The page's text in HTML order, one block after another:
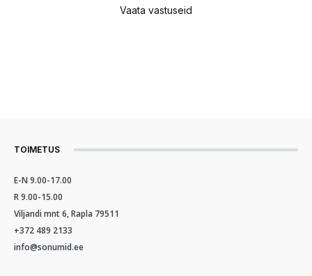
Vaata vastuseid
TOIMETUS
E-N 9.00-17.00
R 9.00-15.00
Viljandi mnt 6, Rapla 79511
+372 489 2133
info@sonumid.ee